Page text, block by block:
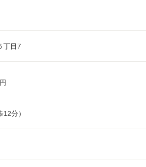
丁目7
分）